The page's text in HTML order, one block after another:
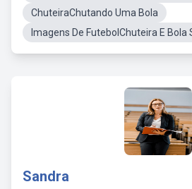
ChuteiraChutando Uma Bola
Imagens De FutebolChuteira E Bola
Sandra